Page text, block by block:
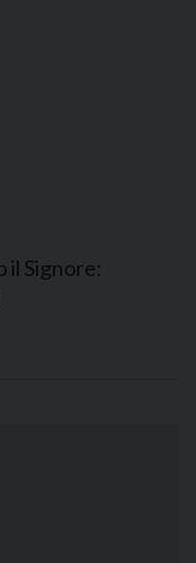
il Signore: